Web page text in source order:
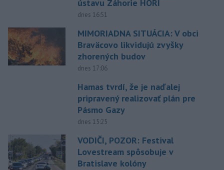
ústavu Záhorie HORÍ
dnes 16:51
MIMORIADNA SITUÁCIA: V obci
Braväcovo likvidujú zvyšky
zhorených budov
dnes 17:06
Hamas tvrdí, že je naďalej
pripravený realizovať plán pre
Pásmo Gazy
dnes 15:25
VODIČI, POZOR: Festival
Lovestream spôsobuje v
Bratislave kolóny